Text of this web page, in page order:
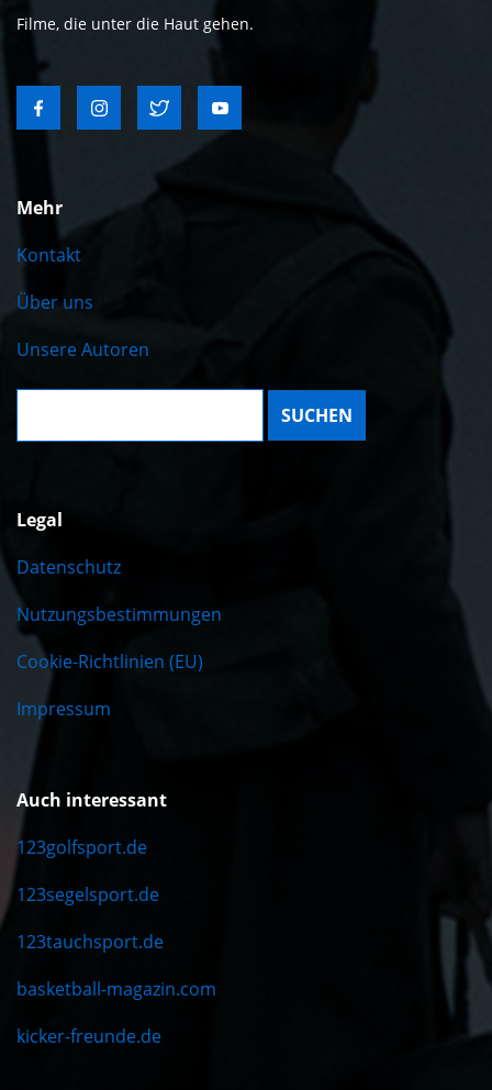
Filme, die unter die Haut gehen.
Mehr
Kontakt
Über uns
Unsere Autoren
Suche:
Legal
Datenschutz
Nutzungsbestimmungen
Cookie-Richtlinien (EU)
Impressum
Auch interessant
123golfsport.de
123segelsport.de
123tauchsport.de
basketball-magazin.com
kicker-freunde.de